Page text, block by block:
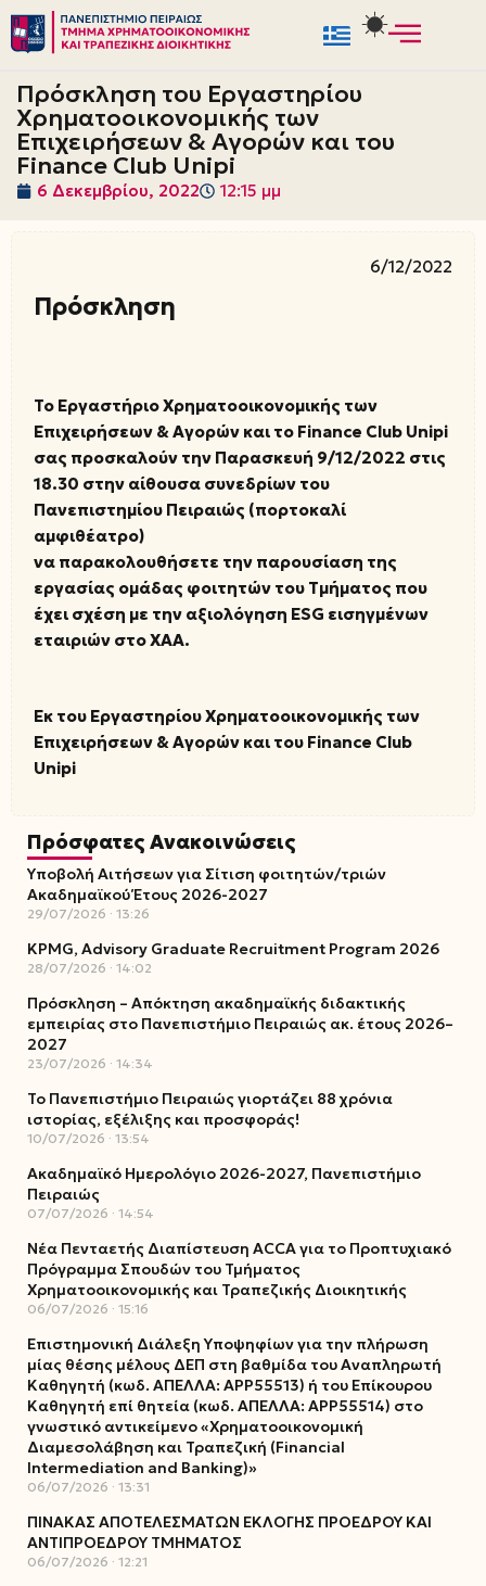
Μεταπηδήστε
στο
περιεχόμενο
Πρόσκληση του Εργαστηρίου
Χρηματοοικονομικής των
Επιχειρήσεων & Αγορών και του
Finance Club Unipi
6 Δεκεμβρίου, 2022 12:15 μμ
6/12/2022
Πρόσκληση
Το Εργαστήριο Χρηματοοικονομικής των
Επιχειρήσεων & Αγορών και το Finance Club Unipi
σας προσκαλούν την Παρασκευή 9/12/2022 στις
18.30 στην αίθουσα συνεδρίων του
Πανεπιστημίου Πειραιώς (πορτοκαλί
αμφιθέατρο)
να παρακολουθήσετε την παρουσίαση της
εργασίας ομάδας φοιτητών του Τμήματος που
έχει σχέση με την αξιολόγηση ESG εισηγμένων
εταιριών στο ΧΑΑ.
Εκ του Εργαστηρίου Χρηματοοικονομικής των
Επιχειρήσεων & Αγορών και του Finance Club
Unipi
Πρόσφατες Ανακοινώσεις
Υποβολή Αιτήσεων για Σίτιση φοιτητών/τριών
Ακαδημαϊκού Έτους 2026-2027
29/07/2026 13:26
KPMG, Advisory Graduate Recruitment Program 2026
28/07/2026 14:02
Πρόσκληση – Απόκτηση ακαδημαϊκής διδακτικής
εμπειρίας στο Πανεπιστήμιο Πειραιώς ακ. έτους 2026–
2027
23/07/2026 14:34
Το Πανεπιστήμιο Πειραιώς γιορτάζει 88 χρόνια
ιστορίας, εξέλιξης και προσφοράς!
10/07/2026 13:54
Ακαδημαϊκό Ημερολόγιο 2026-2027, Πανεπιστήμιο
Πειραιώς
07/07/2026 14:54
Νέα Πενταετής Διαπίστευση ACCA για το Προπτυχιακό
Πρόγραμμα Σπουδών του Τμήματος
Χρηματοοικονομικής και Τραπεζικής Διοικητικής
06/07/2026 15:16
Επιστημονική Διάλεξη Υποψηφίων για την πλήρωση
μίας θέσης μέλους ΔΕΠ στη βαθμίδα του Αναπληρωτή
Καθηγητή (κωδ. ΑΠΕΛΛΑ: ΑΡΡ55513) ή του Επίκουρου
Καθηγητή επί θητεία (κωδ. ΑΠΕΛΛΑ: ΑΡΡ55514) στο
γνωστικό αντικείμενο «Χρηματοοικονομική
Διαμεσολάβηση και Τραπεζική (Financial
Intermediation and Banking)»
06/07/2026 13:31
ΠΙΝΑΚΑΣ ΑΠΟΤΕΛΕΣΜΑΤΩΝ ΕΚΛΟΓΗΣ ΠΡΟΕΔΡΟΥ ΚΑΙ
ΑΝΤΙΠΡΟΕΔΡΟΥ ΤΜΗΜΑΤΟΣ
06/07/2026 12:21